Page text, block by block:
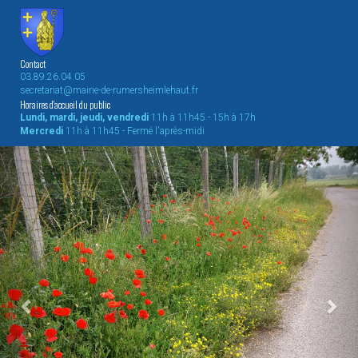
Contact
03.89.26.04.05
secretariat@mairie-de-rumersheimlehaut.fr
Horaires d'accueil du public
Lundi, mardi, jeudi, vendredi 11h à 11h45 - 15h à 17h
Mercredi 11h à 11h45 - Fermé l'après-midi
Previous